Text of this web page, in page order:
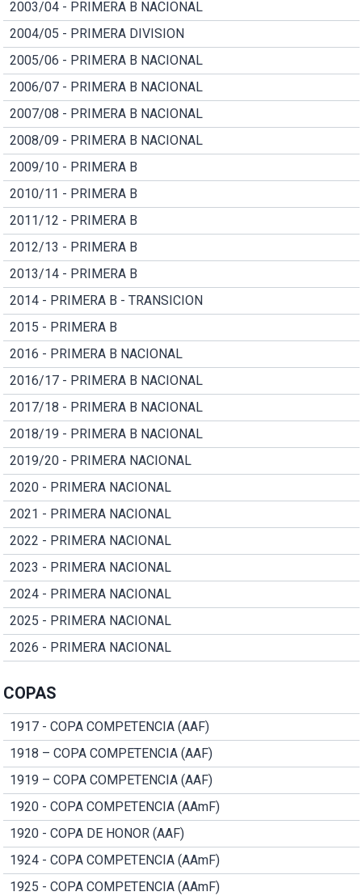
2003/04 - PRIMERA B NACIONAL
2004/05 - PRIMERA DIVISION
2005/06 - PRIMERA B NACIONAL
2006/07 - PRIMERA B NACIONAL
2007/08 - PRIMERA B NACIONAL
2008/09 - PRIMERA B NACIONAL
2009/10 - PRIMERA B
2010/11 - PRIMERA B
2011/12 - PRIMERA B
2012/13 - PRIMERA B
2013/14 - PRIMERA B
2014 - PRIMERA B - TRANSICION
2015 - PRIMERA B
2016 - PRIMERA B NACIONAL
2016/17 - PRIMERA B NACIONAL
2017/18 - PRIMERA B NACIONAL
2018/19 - PRIMERA B NACIONAL
2019/20 - PRIMERA NACIONAL
2020 - PRIMERA NACIONAL
2021 - PRIMERA NACIONAL
2022 - PRIMERA NACIONAL
2023 - PRIMERA NACIONAL
2024 - PRIMERA NACIONAL
2025 - PRIMERA NACIONAL
2026 - PRIMERA NACIONAL
COPAS
1917 - COPA COMPETENCIA (AAF)
1918 – COPA COMPETENCIA (AAF)
1919 – COPA COMPETENCIA (AAF)
1920 - COPA COMPETENCIA (AAmF)
1920 - COPA DE HONOR (AAF)
1924 - COPA COMPETENCIA (AAmF)
1925 - COPA COMPETENCIA (AAmF)